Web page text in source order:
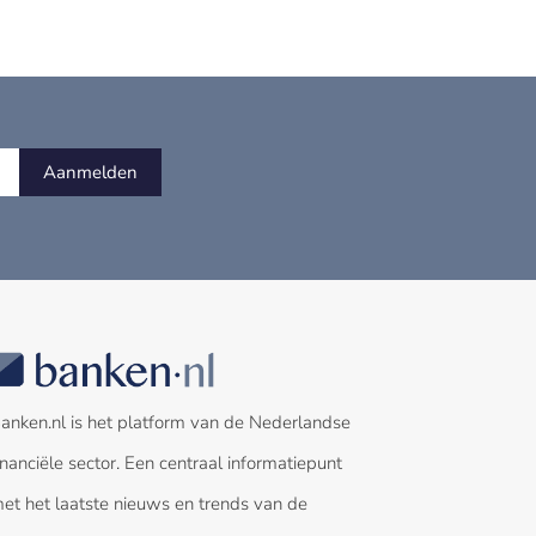
Aanmelden
is het platform van de Nederlandse
sector. Een centraal informatiepunt
het laatste nieuws en trends van de